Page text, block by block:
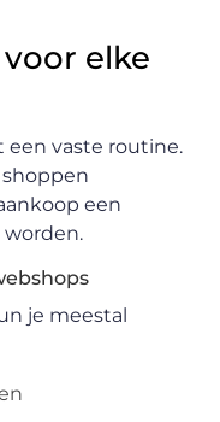
elke
een vaste routine.
een
je meestal